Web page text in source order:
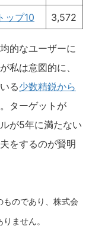
ップ10 3,572
的なユーザーに
私は意図的に、
る少数精鋭から
。ターゲットが
が5年に満たない
をするのが賢明
のであり、株式会
ません。